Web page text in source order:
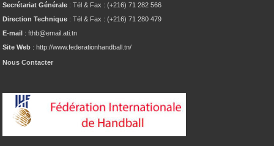
Secrétariat Générale : Tél & Fax : (+216) 71 282 566
Direction Technique : Tél & Fax : (+216) 71 280 479
E-mail : fthb@email.ati.tn
Site Web : http://www.federationhandball.tn/
Nous Contacter